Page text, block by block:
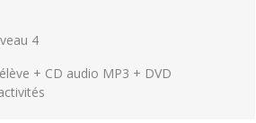
4
+ CD audio MP3 + DVD